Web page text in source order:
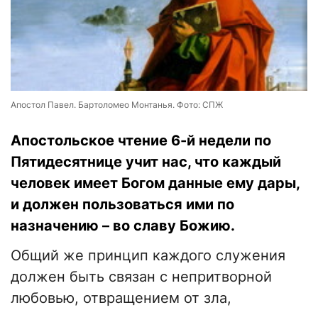
Апостол Павел. Бартоломео Монтанья. Фото: СПЖ
Апостольское чтение 6-й недели по
Пятидесятнице учит нас, что каждый
человек имеет Богом данные ему дары,
и должен пользоваться ими по
назначению – во славу Божию.
Общий же принцип каждого служения
должен быть связан с непритворной
любовью, отвращением от зла,